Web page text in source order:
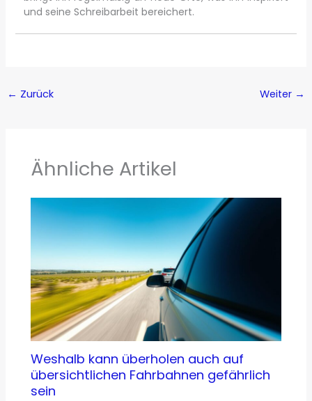
und seine Schreibarbeit bereichert.
← Zurück Weiter →
Ähnliche Artikel
Weshalb kann überholen auch auf
übersichtlichen Fahrbahnen gefährlich
sein